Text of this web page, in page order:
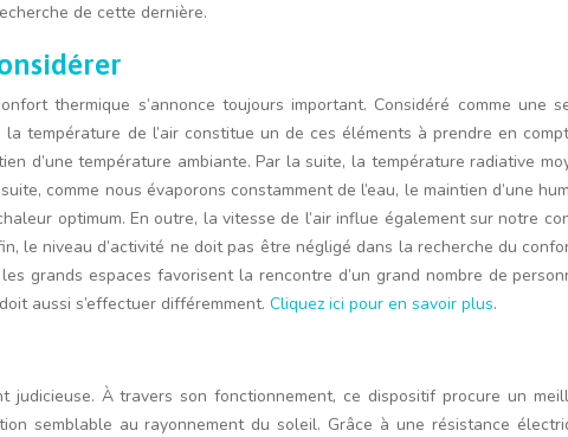
de cette dernière.
thermique s’annonce toujours important. Considéré comme une
température de l’air constitue un de ces éléments à prendre en
d’une température ambiante. Par la suite, la température radiative
comme nous évaporons constamment de l’eau, le maintien d’une
optimum. En outre, la vitesse de l’air influe également sur notre
le niveau d’activité ne doit pas être négligé dans la recherche du
grands espaces favorisent la rencontre d’un grand nombre de
aussi s’effectuer différemment. Cliquez ici pour en savoir plus.
judicieuse. À travers son fonctionnement, ce dispositif procure un
semblable au rayonnement du soleil. Grâce à une résistance